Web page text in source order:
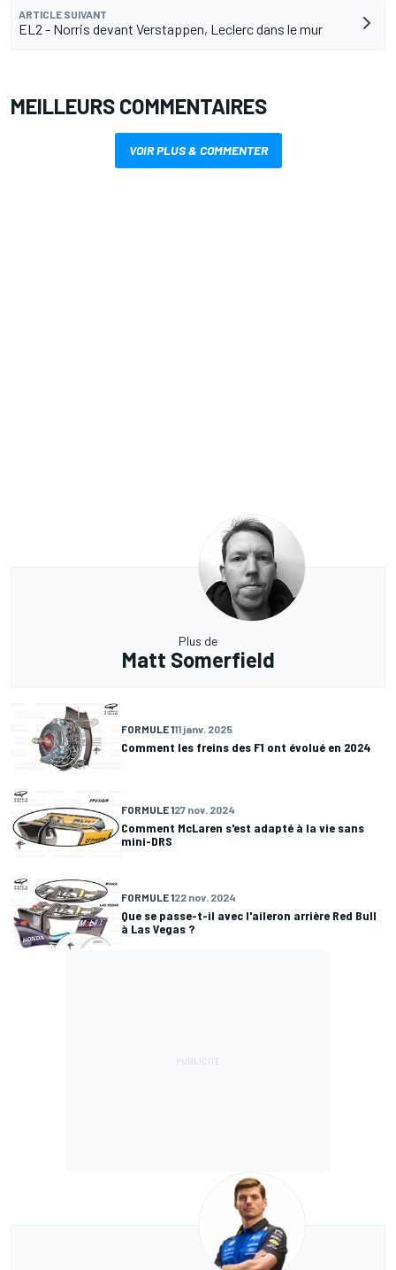
ARTICLE SUIVANT
EL2 - Norris devant Verstappen, Leclerc dans le mur
MEILLEURS COMMENTAIRES
VOIR PLUS & COMMENTER
Plus de
Matt Somerfield
FORMULE 111 janv. 2025
Comment les freins des F1 ont évolué en 2024
FORMULE 127 nov. 2024
Comment McLaren s'est adapté à la vie sans
mini-DRS
FORMULE 122 nov. 2024
Que se passe-t-il avec l'aileron arrière Red Bull
à Las Vegas ?